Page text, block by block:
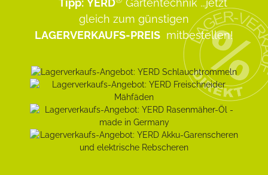
Tipp: YERD Gartentechnik ...jetzt
gleich zum günstigen
LAGERVERKAUFS-PREIS mitbestellen!